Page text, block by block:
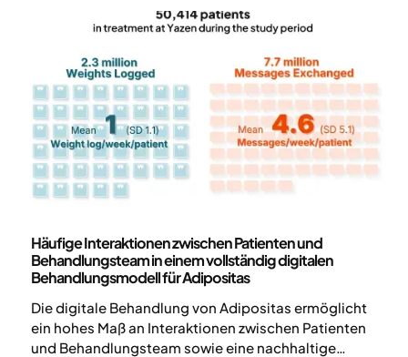
Einkommen. Die Erschwinglichkeit der Behandlung
erwies sich jedoch als Hauptgrund für ihren
Abbruch, wobei finanzielle Hindernisse den
langfristigen Zugang zur Versorgung und deren
Fortführung unverhältnismäßig stark
beeinträchtigten
Häufige Interaktionen zwischen Patienten und
Behandlungsteam in einem vollständig digitalen
Behandlungsmodell für Adipositas
Die digitale Behandlung von Adipositas ermöglicht
ein hohes Maß an Interaktionen zwischen Patienten
und Behandlungsteam sowie eine nachhaltige